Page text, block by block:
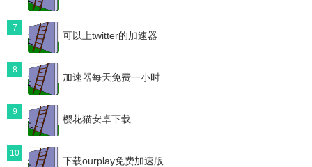
7
可以上twitter的加速器
8
加速器每天免费一小时
9
樱花猫安卓下载
10
下载ourplay免费加速版